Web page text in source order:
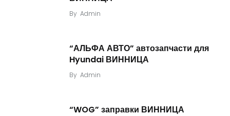
By Admin
“АЛЬФА АВТО” автозапчасти для
Hyundai ВИННИЦА
By Admin
“WOG” заправки ВИННИЦА